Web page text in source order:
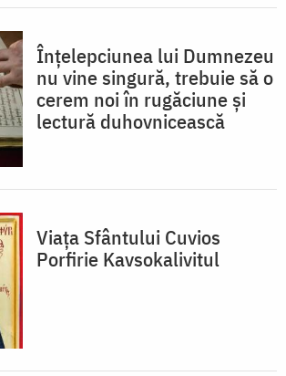
Înțelepciunea lui Dumnezeu
nu vine singură, trebuie să o
cerem noi în rugăciune și
lectură duhovnicească
Viața Sfântului Cuvios
Porfirie Kavsokalivitul